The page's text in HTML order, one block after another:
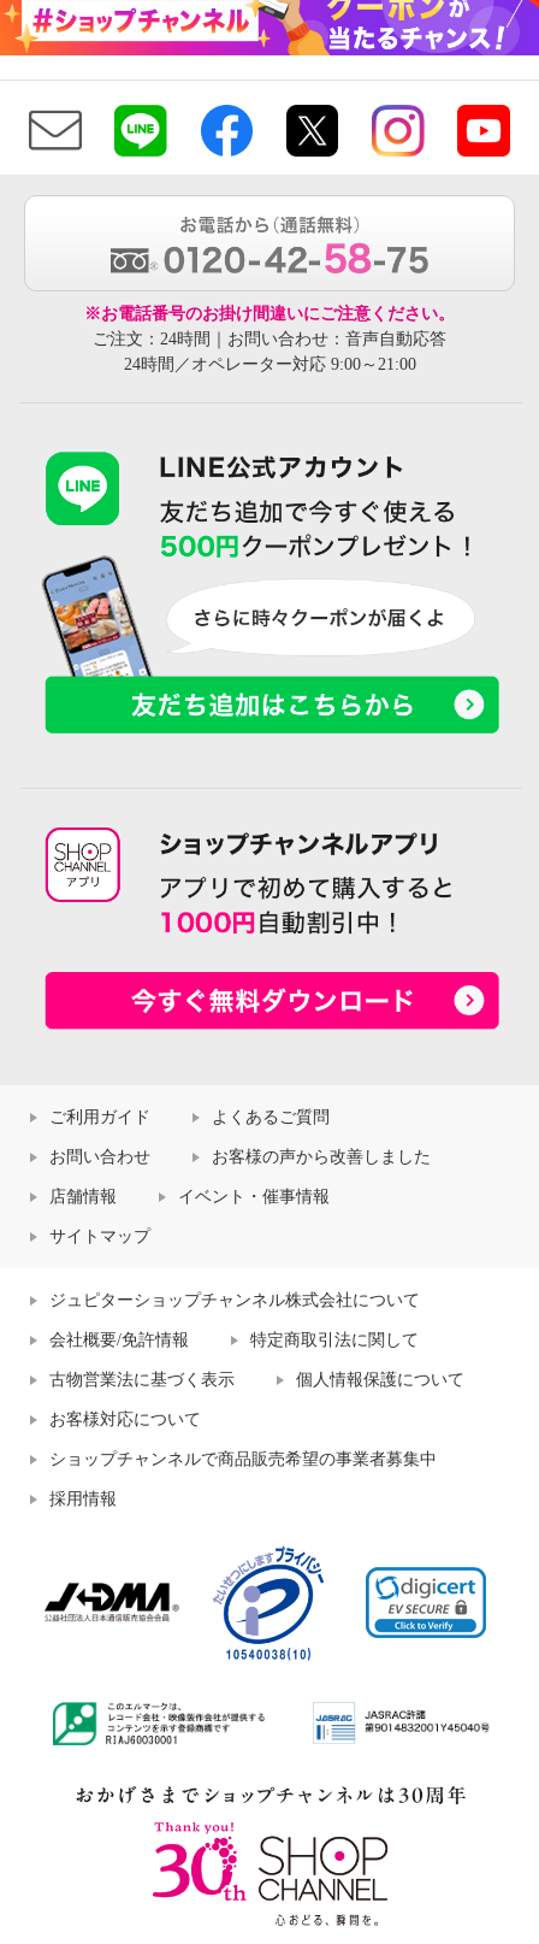
※お電話番号のお掛け間違いにご注意ください。
ご注文：24時間｜お問い合わせ：音声自動応答
24時間／オペレーター対応 9:00～21:00
ご利用ガイド よくあるご質問
お問い合わせ お客様の声から改善しました
店舗情報 イベント・催事情報
サイトマップ
ジュピターショップチャンネル株式会社について
会社概要/免許情報 特定商取引法に関して
古物営業法に基づく表示 個人情報保護について
お客様対応について
ショップチャンネルで商品販売希望の事業者募集中
採用情報